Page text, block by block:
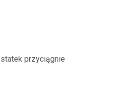
przyciągnie